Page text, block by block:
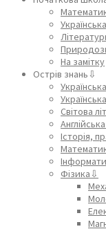
На замітку
Острів знань⇩
Світова
Історія,
Фізика⇩